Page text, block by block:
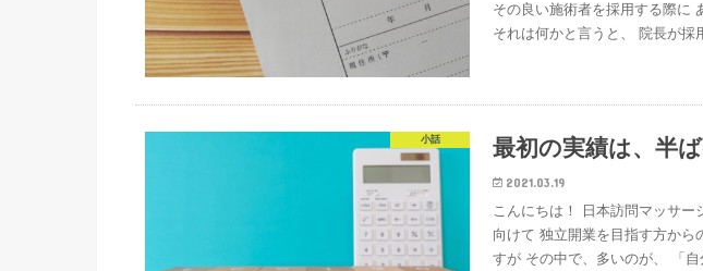
その良い施術者を採用する際に
それは何かと言うと、 院長が採
小話 最初の実績は、半
2021.03.19
こんにちは！ 日本訪問マッサ
向けて 独立開業を目指す方か
すが その中で、多いのが、 「